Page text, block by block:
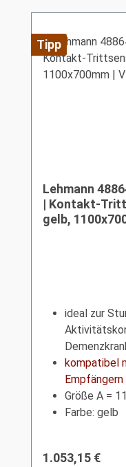
Tipp
Lehmann
| Kontakt-
gelb,
ideal zur
kompatibel
Empfängern
Größe A =
Farbe: gelb
Regulärer Preis:
1.053,15 €